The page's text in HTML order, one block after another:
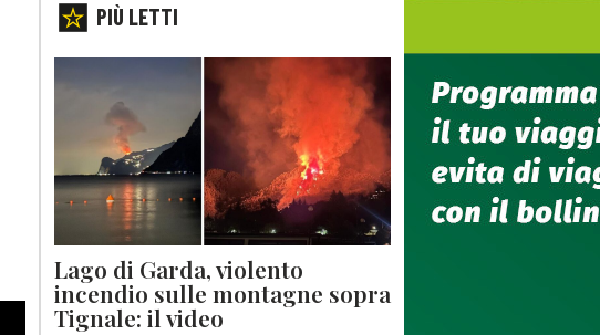
PIÙ LETTI
Lago di Garda, violento
incendio sulle montagne sopra
Tignale: il video